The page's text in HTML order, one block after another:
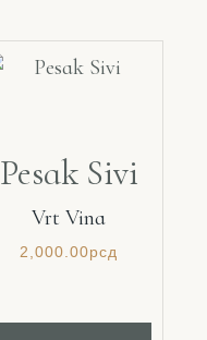
Pesak Sivi
Vrt Vina
2,000.00рсд